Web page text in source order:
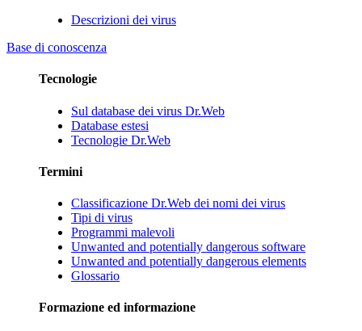
Descrizioni dei virus
Base di conoscenza
Tecnologie
Sul database dei virus Dr.Web
Database estesi
Tecnologie Dr.Web
Termini
Classificazione Dr.Web dei nomi dei virus
Tipi di virus
Programmi malevoli
Unwanted and potentially dangerous software
Unwanted and potentially dangerous elements
Glossario
Formazione ed informazione